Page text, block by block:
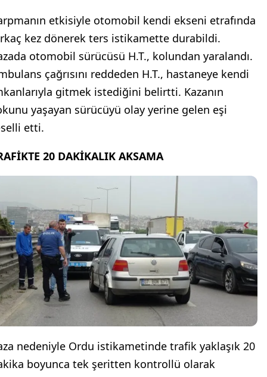
etkisiyle otomobil kendi ekseni etrafında
kez dönerek ters istikamette durabildi.
otomobil sürücüsü H.T., kolundan yaralandı.
çağrısını reddeden H.T., hastaneye kendi
gitmek istediğini belirtti. Kazanın
yaşayan sürücüyü olay yerine gelen eşi
etti.
20 DAKİKALIK AKSAMA
nedeniyle Ordu istikametinde trafik yaklaşık 20
boyunca tek şeritten kontrollü olarak